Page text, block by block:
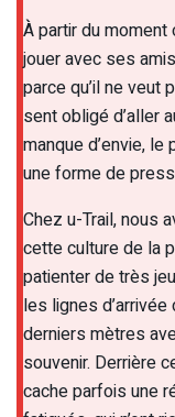
À partir du moment
jouer avec ses
parce qu’il ne veut
sent obligé d’aller
manque d’envie,
une forme de
Chez u-Trail, nous
cette culture de la
patienter de très
les lignes
derniers mètres
souvenir. Derrière
cache parfois une